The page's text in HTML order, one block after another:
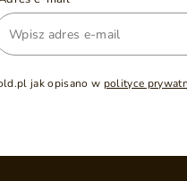
jak opisano w polityce